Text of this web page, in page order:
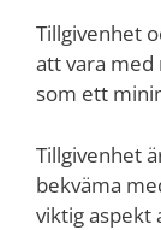
Tillgivenhet
att vara med
som ett
Tillgivenhet
bekväma
viktig aspekt